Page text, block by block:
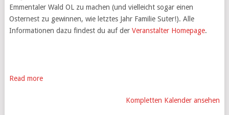
Emmentaler Wald OL zu machen (und vielleicht sogar einen
Osternest zu gewinnen, wie letztes Jahr Familie Suter!). Alle
Informationen dazu findest du auf der Veranstalter Homepage.
Read more
Kompletten Kalender ansehen